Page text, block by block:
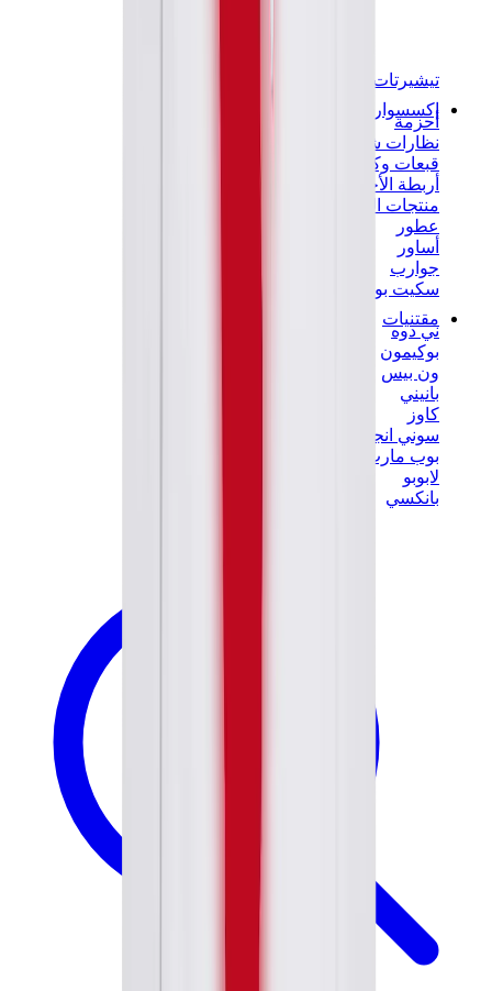
تيشيرتات
إكسسوارات
أحزمة
نظارات شمسية
قبعات وكاب
أربطة الأحذية
منتجات العناية بالسنيكرز
عطور
أساور
جوارب
سكيت بورد
مقتنيات
ني دوه
بوكيمون
ون بيس
بانيني
كاوز
سوني انجل
بوب مارت
لابوبو
بانكسي